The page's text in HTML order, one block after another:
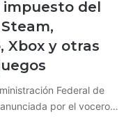
impuesto del
Xbox y otras
Federal de
por el vocero…